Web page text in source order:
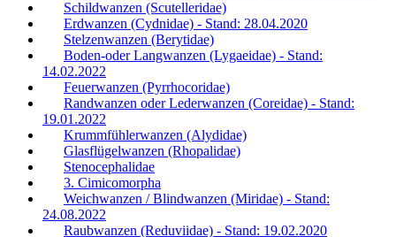
Schildwanzen (Scutelleridae)
Erdwanzen (Cydnidae) - Stand: 28.04.2020
Stelzenwanzen (Berytidae)
Boden-oder Langwanzen (Lygaeidae) - Stand:
14.02.2022
Feuerwanzen (Pyrrhocoridae)
Randwanzen oder Lederwanzen (Coreidae) - Stand:
19.01.2022
Krummfühlerwanzen (Alydidae)
Glasflügelwanzen (Rhopalidae)
Stenocephalidae
3. Cimicomorpha
Weichwanzen / Blindwanzen (Miridae) - Stand:
24.08.2022
Raubwanzen (Reduviidae) - Stand: 19.02.2020